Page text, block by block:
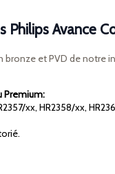
Avance
bronze et PVD de notre
Premium:
xx, HR2358/xx,